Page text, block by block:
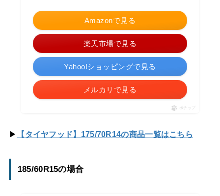
Amazonで見る
楽天市場で見る
Yahoo!ショッピングで見る
メルカリで見る
ポチップ
▶ 【タイヤフッド】175/70R14の商品一覧はこちら
185/60R15の場合